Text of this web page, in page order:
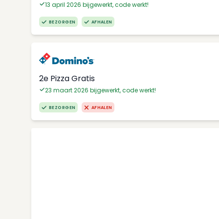
13 april 2026 bijgewerkt, code werkt!
BEZORGEN AFHALEN
2e Pizza Gratis
23 maart 2026 bijgewerkt, code werkt!
BEZORGEN AFHALEN